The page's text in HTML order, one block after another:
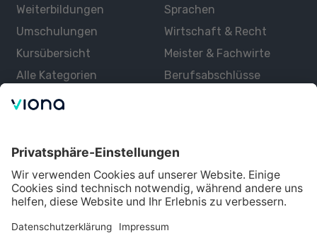
Weiterbildungen
Umschulungen
Kursübersicht
Alle Kategorien
Sprachen
Wirtschaft & Recht
Meister & Fachwirte
Berufsabschlüsse
Über uns
Lernen mit Viona
Alle Partner
Partner werden